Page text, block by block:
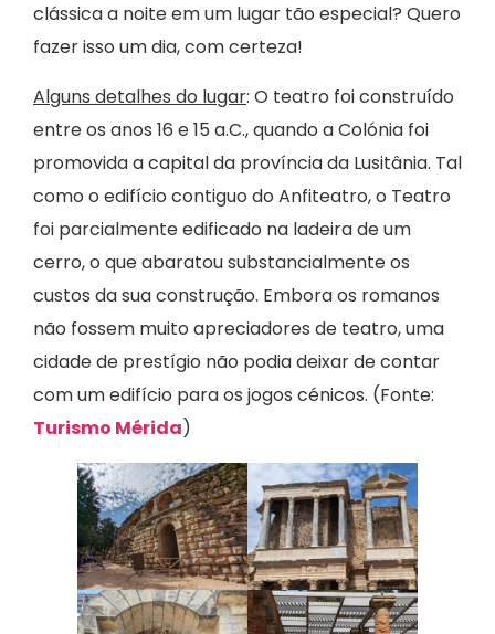
clássica a noite em um lugar tão especial? Quero
fazer isso um dia, com certeza!
Alguns detalhes do lugar: O teatro foi construído
entre os anos 16 e 15 a.C., quando a Colónia foi
promovida a capital da província da Lusitânia. Tal
como o edifício contiguo do Anfiteatro, o Teatro
foi parcialmente edificado na ladeira de um
cerro, o que abaratou substancialmente os
custos da sua construção. Embora os romanos
não fossem muito apreciadores de teatro, uma
cidade de prestígio não podia deixar de contar
com um edifício para os jogos cénicos. (Fonte:
Turismo Mérida)